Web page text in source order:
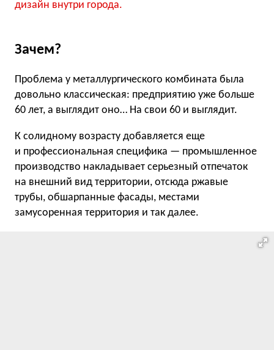
дизайн внутри города.
Зачем?
Проблема у металлургического комбината была
довольно классическая: предприятию уже больше
60 лет, а выглядит оно… На свои 60 и выглядит.
К солидному возрасту добавляется еще
и профессиональная специфика — промышленное
производство накладывает серьезный отпечаток
на внешний вид территории, отсюда ржавые
трубы, обшарпанные фасады, местами
замусоренная территория и так далее.